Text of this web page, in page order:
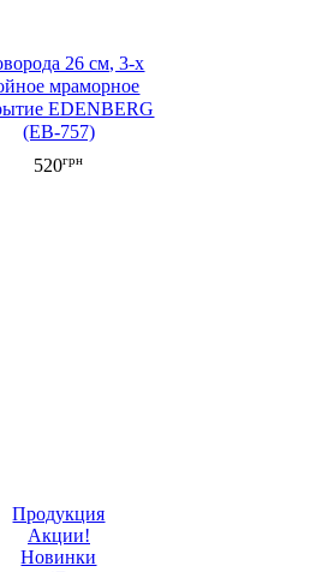
26 см, 3-х
мраморное
EDENBERG
(EB-757)
520грн
Продукция
Акции!
Новинки